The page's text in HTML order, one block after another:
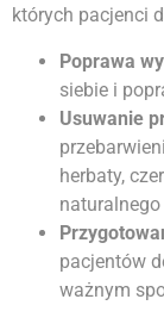
których pacjenci
Poprawa
siebie i
Usuwanie
herbaty,
pacjentów
ważnym